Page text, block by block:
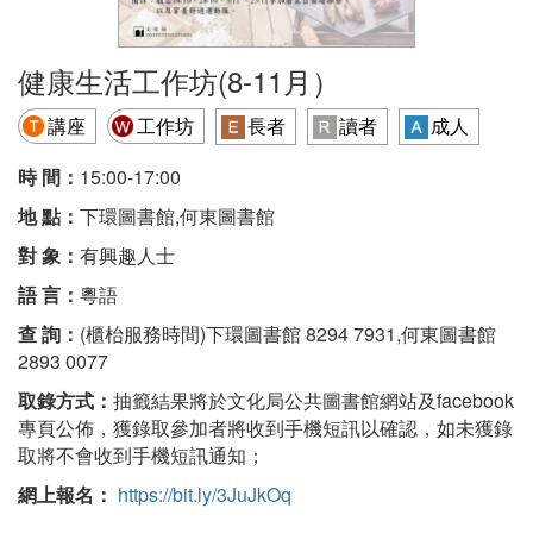
健康生活工作坊(8-11月）
講座 工作坊 長者 讀者
成人
時 間： 15:00-17:00
地 點： 下環圖書館,何東圖書館
對 象： 有興趣人士
語 言： 粵語
查 詢： (櫃枱服務時間)下環圖書館 8294 7931,何東圖書館
2893 0077
取錄方式： 抽籤結果將於文化局公共圖書館網站及facebook
專頁公佈，獲錄取參加者將收到手機短訊以確認，如未獲錄
取將不會收到手機短訊通知；
網上報名： https://bit.ly/3JuJkOq